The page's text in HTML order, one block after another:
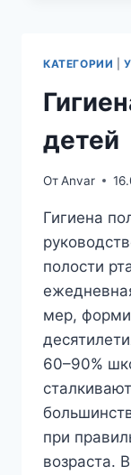
КАТЕГОРИИ |
детей
ОтAnvar
Гигиена
полости
мер,
60–90%
при
возраста.